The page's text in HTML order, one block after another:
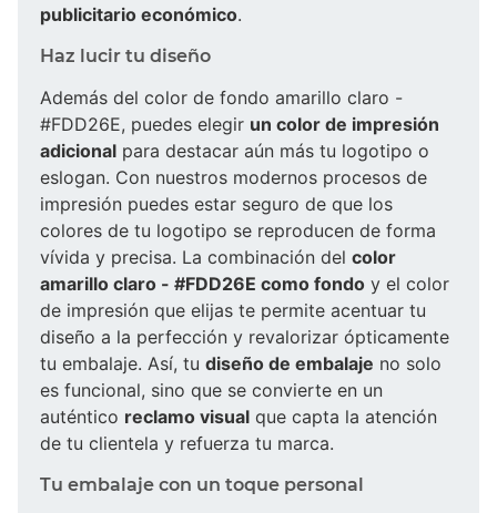
publicitario económico.
Haz lucir tu diseño
Además del color de fondo amarillo claro -
#FDD26E, puedes elegir un color de impresión
adicional para destacar aún más tu logotipo o
eslogan. Con nuestros modernos procesos de
impresión puedes estar seguro de que los
colores de tu logotipo se reproducen de forma
vívida y precisa. La combinación del color
amarillo claro - #FDD26E como fondo y el color
de impresión que elijas te permite acentuar tu
diseño a la perfección y revalorizar ópticamente
tu embalaje. Así, tu diseño de embalaje no solo
es funcional, sino que se convierte en un
auténtico reclamo visual que capta la atención
de tu clientela y refuerza tu marca.
Tu embalaje con un toque personal